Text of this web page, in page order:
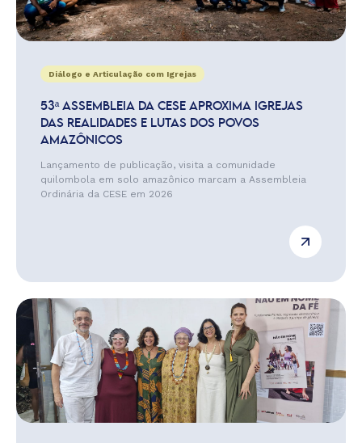
Diálogo e Articulação com Igrejas
53ª ASSEMBLEIA DA CESE APROXIMA IGREJAS
DAS REALIDADES E LUTAS DOS POVOS
AMAZÔNICOS
Lançamento de publicação, visita a comunidade
quilombola em solo amazônico marcam a Assembleia
Ordinária da CESE em 2026